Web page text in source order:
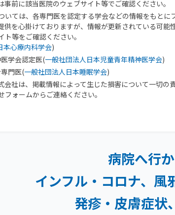
事前に該当医院のウェブサイト等でご確認ください。
いては、各専門医を認定する学会などの情報をもと
供を心掛けておりますが、情報が更新されている可
等をご確認ください。
本心療内科学会)
学会認定医(一般社団法人日本児童青年精神医学会)
門医(一般社団法人日本睡眠学会)
会社は、掲載情報によって生じた損害について一切
フォームからご連絡ください。
病院へ行
インフル・コロナ、風
発疹・ 皮膚症状